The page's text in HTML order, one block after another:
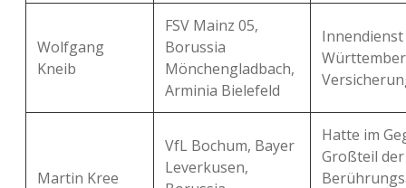
Wolfgang
Kneib
FSV Mainz 05,
Borussia
Mönchengladbach,
Arminia Bielefeld
Martin Kree
VfL Bochum, Bayer
Leverkusen,
Hatte im
Großteil